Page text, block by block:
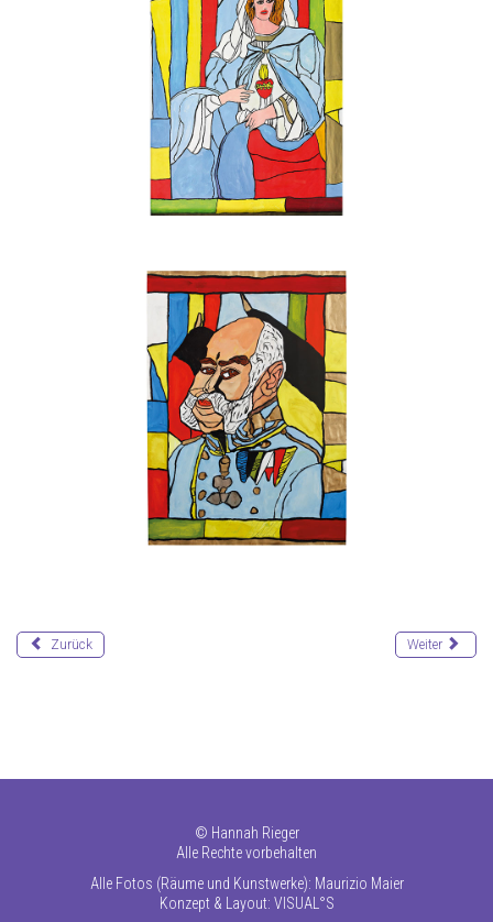
Zurück Weiter
© Hannah Rieger
Alle Rechte vorbehalten
Alle Fotos (Räume und Kunstwerke): Maurizio Maier
Konzept & Layout: VISUAL°S